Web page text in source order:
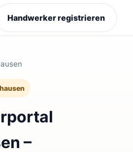
Handwerker registrieren
–